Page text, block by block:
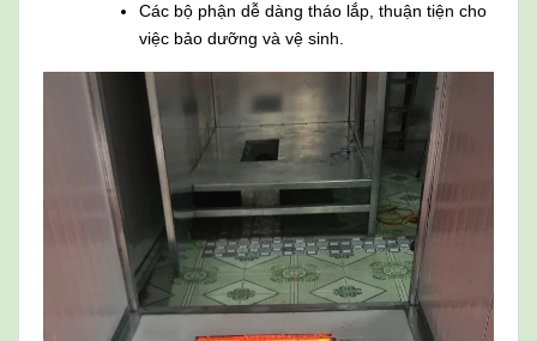
Các bộ phận dễ dàng tháo lắp, thuận tiện cho
việc bảo dưỡng và vệ sinh.